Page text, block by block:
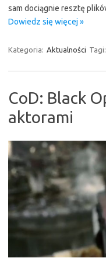
sam dociągnie resztę
Dowiedz się więcej »
Kategoria: Aktualności Tagi:
CoD: Black
aktorami